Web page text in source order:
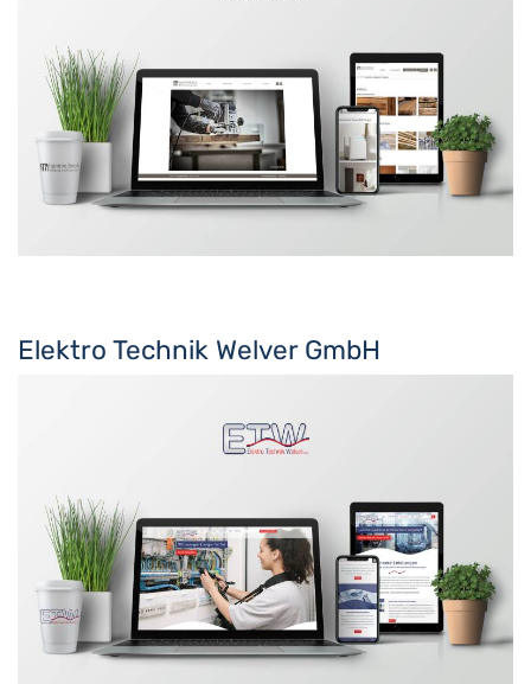
Elektro Technik Welver GmbH